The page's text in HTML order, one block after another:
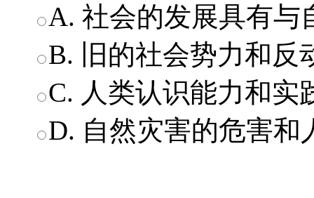
A. 社会的发展具有与
B. 旧的社会势力和反
C. 人类认识能力和实
D. 自然灾害的危害和